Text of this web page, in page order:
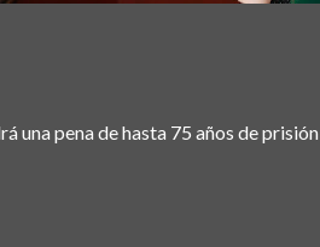
una pena de hasta 75 años de prisión